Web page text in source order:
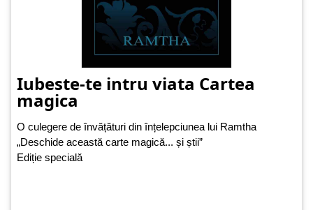
Iubeste-te intru viata Cartea
magica
O culegere de învățături din înțelepciunea lui Ramtha
„Deschide această carte magică... și știi”
Ediție specială